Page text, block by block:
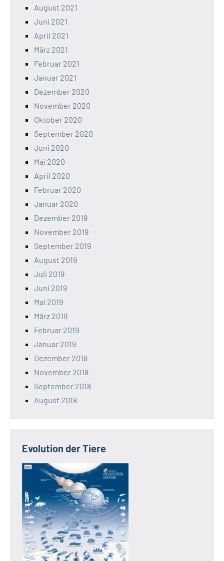
August 2021
Juni 2021
April 2021
März 2021
Februar 2021
Januar 2021
Dezember 2020
November 2020
Oktober 2020
September 2020
Juni 2020
Mai 2020
April 2020
Februar 2020
Januar 2020
Dezember 2019
November 2019
September 2019
August 2019
Juli 2019
Juni 2019
Mai 2019
März 2019
Februar 2019
Januar 2019
Dezember 2018
November 2018
September 2018
August 2018
Evolution der Tiere